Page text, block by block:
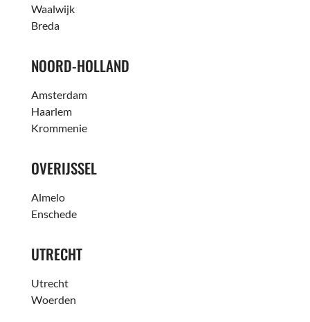
Waalwijk
Breda
NOORD-HOLLAND
Amsterdam
Haarlem
Krommenie
OVERIJSSEL
Almelo
Enschede
UTRECHT
Utrecht
Woerden